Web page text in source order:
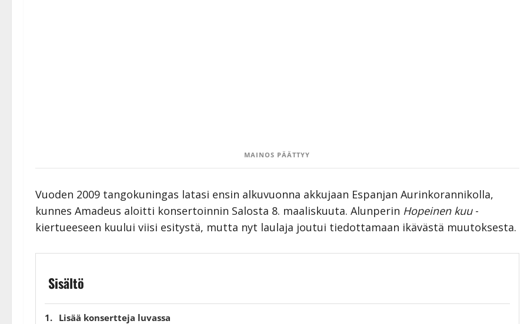
MAINOS PÄÄTTYY
Vuoden 2009 tangokuningas latasi ensin alkuvuonna akkujaan Espanjan Aurinkorannikolla,
kunnes Amadeus aloitti konsertoinnin Salosta 8. maaliskuuta. Alunperin Hopeinen kuu-
kiertueeseen kuului viisi esitystä, mutta nyt laulaja joutui tiedottamaan ikävästä muutoksesta.
Sisältö
Lisää konsertteja luvassa